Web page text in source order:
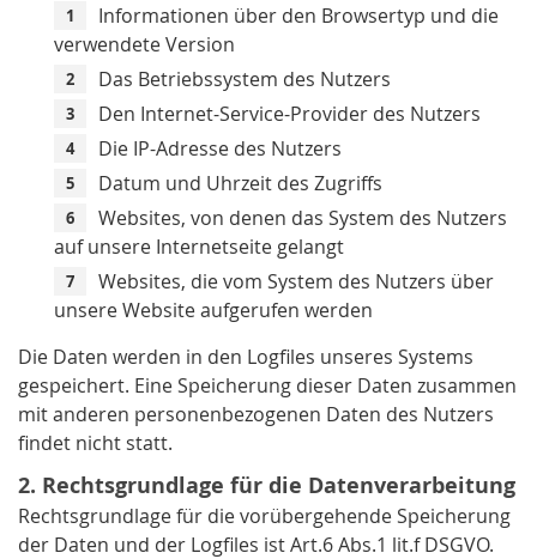
Informationen über den Browsertyp und die
verwendete Version
Das Betriebssystem des Nutzers
Den Internet-Service-Provider des Nutzers
Die IP-Adresse des Nutzers
Datum und Uhrzeit des Zugriffs
Websites, von denen das System des Nutzers
auf unsere Internetseite gelangt
Websites, die vom System des Nutzers über
unsere Website aufgerufen werden
Die Daten werden in den Logfiles unseres Systems
gespeichert. Eine Speicherung dieser Daten zusammen
mit anderen personenbezogenen Daten des Nutzers
findet nicht statt.
2. Rechtsgrundlage für die Datenverarbeitung
Rechtsgrundlage für die vorübergehende Speicherung
der Daten und der Logfiles ist Art.6 Abs.1 lit.f DSGVO.